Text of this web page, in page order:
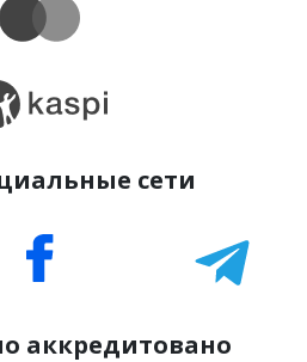
сети
аккредитовано